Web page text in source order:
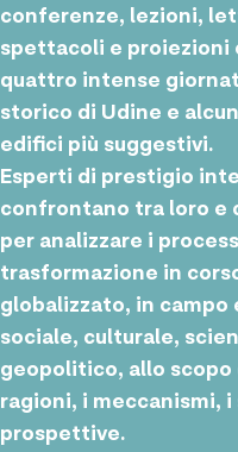
conferenze, lezioni,
spettacoli e proiezioni
quattro intense
storico di Udine e
edifici più suggestivi.
Esperti di prestigio
confrontano tra loro e
per analizzare i
trasformazione in
globalizzato, in campo
sociale, culturale,
geopolitico, allo scopo
ragioni, i meccanismi,
prospettive.